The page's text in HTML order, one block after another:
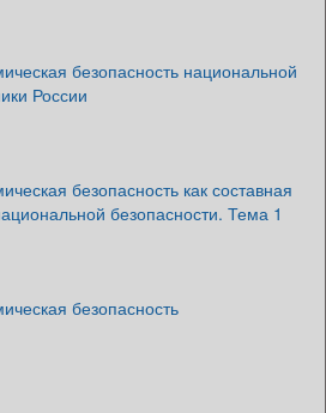
безопасность национальной
России
безопасность как составная
безопасности. Тема 1
безопасность